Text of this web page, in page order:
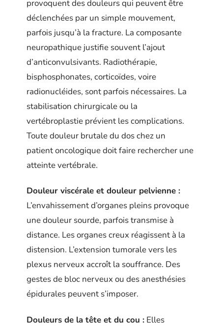
provoquent des douleurs qui peuvent être
déclenchées par un simple mouvement,
parfois jusqu’à la fracture. La composante
neuropathique justifie souvent l’ajout
d’anticonvulsivants. Radiothérapie,
bisphosphonates, corticoïdes, voire
radionucléides, sont parfois nécessaires. La
stabilisation chirurgicale ou la
vertébroplastie prévient les complications.
Toute douleur brutale du dos chez un
patient oncologique doit faire rechercher une
atteinte vertébrale.
Douleur viscérale et douleur pelvienne :
L’envahissement d’organes pleins provoque
une douleur sourde, parfois transmise à
distance. Les organes creux réagissent à la
distension. L’extension tumorale vers les
plexus nerveux accroît la souffrance. Des
gestes de bloc nerveux ou des anesthésies
épidurales peuvent s’imposer.
Douleurs de la tête et du cou : Elles